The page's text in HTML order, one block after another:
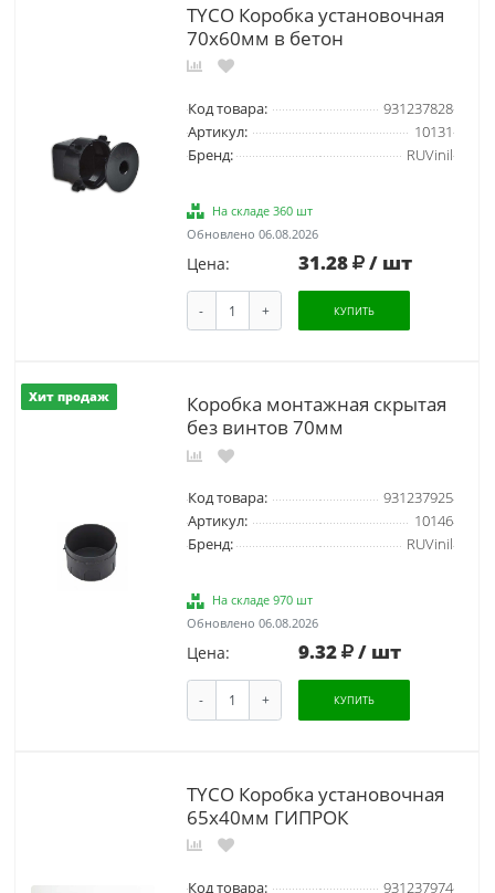
TYCO Коробка установочная
70х60мм в бетон
Код товара:
931237828
Артикул:
10131
Бренд:
RUVinil
На складе 360 шт
Обновлено 06.08.2026
Цена: 31.28 / шт
- + КУПИТЬ
Хит продаж
Коробка монтажная скрытая
без винтов 70мм
Код товара:
931237925
Артикул:
10146
Бренд:
RUVinil
На складе 970 шт
Обновлено 06.08.2026
Цена: 9.32 / шт
- + КУПИТЬ
TYCO Коробка установочная
65х40мм ГИПРОК
Код товара: 931237974